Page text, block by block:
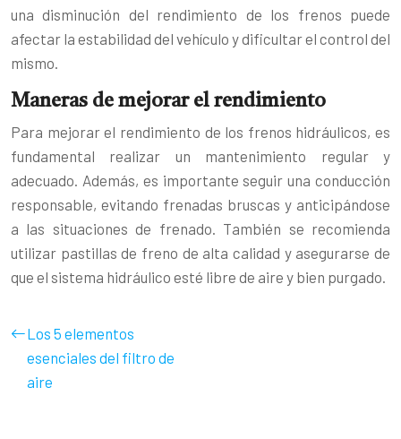
una disminución del rendimiento de los frenos puede
afectar la estabilidad del vehículo y dificultar el control del
mismo.
Maneras de mejorar el rendimiento
Para mejorar el rendimiento de los frenos hidráulicos, es
fundamental realizar un mantenimiento regular y
adecuado. Además, es importante seguir una conducción
responsable, evitando frenadas bruscas y anticipándose
a las situaciones de frenado. También se recomienda
utilizar pastillas de freno de alta calidad y asegurarse de
que el sistema hidráulico esté libre de aire y bien purgado.
Los 5 elementos
esenciales del filtro de
aire